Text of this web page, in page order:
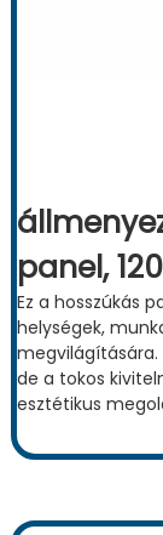
panel,
Ez a hosszúkás
helységek,
de a tokos
esztétikus